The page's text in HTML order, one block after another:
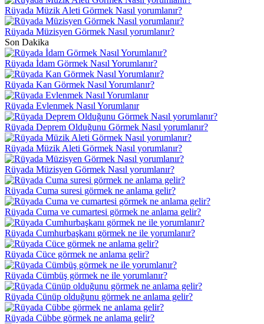
Rüyada Müzik Aleti Görmek Nasıl yorumlanır?
Rüyada Müzisyen Görmek Nasıl yorumlanır?
Son Dakika
Rüyada İdam Görmek Nasıl Yorumlanır?
Rüyada Kan Görmek Nasıl Yorumlanır?
Rüyada Evlenmek Nasıl Yorumlanır
Rüyada Deprem Olduğunu Görmek Nasıl yorumlanır?
Rüyada Müzik Aleti Görmek Nasıl yorumlanır?
Rüyada Müzisyen Görmek Nasıl yorumlanır?
Rüyada Cuma suresi görmek ne anlama gelir?
Rüyada Cuma ve cumartesi görmek ne anlama gelir?
Rüyada Cumhurbaşkanı görmek ne ile yorumlanır?
Rüyada Cüce görmek ne anlama gelir?
Rüyada Cümbüş görmek ne ile yorumlanır?
Rüyada Cünüp olduğunu görmek ne anlama gelir?
Rüyada Cübbe görmek ne anlama gelir?